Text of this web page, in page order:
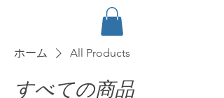
ホーム All Products